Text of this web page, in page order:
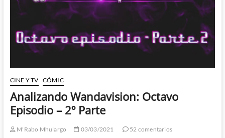
CINE Y TV CÓMIC
Analizando Wandavision: Octavo
Episodio – 2º Parte
M'Rabo Mhulargo 03/03/2021 52 comentarios